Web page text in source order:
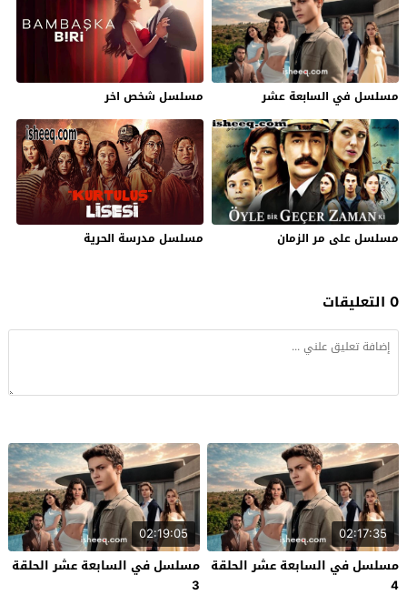
مسلسل في السابعة عشر مسلسل شخص اخر
مسلسل على مر الزمان مسلسل مدرسة الحرية
0 التعليقات
02:17:35
مسلسل في السابعة عشر الحلقة
4
02:19:05
مسلسل في السابعة عشر الحلقة
3